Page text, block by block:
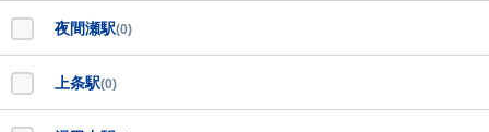
夜間瀬駅(0)
上条駅(0)